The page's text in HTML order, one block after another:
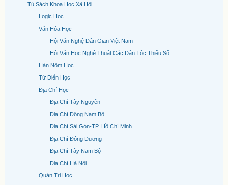
Tủ Sách Khoa Học Xã Hội
Logic Học
Văn Hóa Học
Hội Văn Nghệ Dân Gian Việt Nam
Hội Văn Học Nghệ Thuật Các Dân Tộc Thiểu Số
Hán Nôm Học
Từ Điển Học
Địa Chí Học
Địa Chí Tây Nguyên
Địa Chí Đông Nam Bộ
Địa Chí Sài Gòn-TP. Hồ Chí Minh
Địa Chí Đông Dương
Địa Chí Tây Nam Bộ
Địa Chí Hà Nội
Quản Trị Học